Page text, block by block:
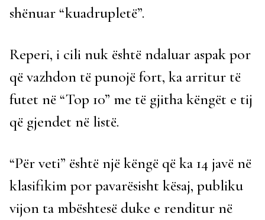
shënuar “kuadrupletë”.
Reperi, i cili nuk është ndaluar aspak por
që vazhdon të punojë fort, ka arritur të
futet në “Top 10” me të gjitha këngët e tij
që gjendet në listë.
“Për veti” është një këngë që ka 14 javë në
klasifikim por pavarësisht kësaj, publiku
vijon ta mbështesë duke e renditur në